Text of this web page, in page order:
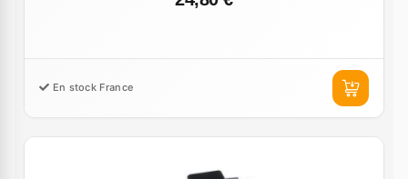
En stock France